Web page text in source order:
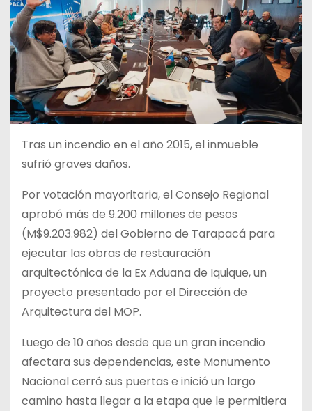
Tras un incendio en el año 2015, el inmueble
sufrió graves daños.
Por votación mayoritaria, el Consejo Regional
aprobó más de 9.200 millones de pesos
(M$9.203.982) del Gobierno de Tarapacá para
ejecutar las obras de restauración
arquitectónica de la Ex Aduana de Iquique, un
proyecto presentado por el Dirección de
Arquitectura del MOP.
Luego de 10 años desde que un gran incendio
afectara sus dependencias, este Monumento
Nacional cerró sus puertas e inició un largo
camino hasta llegar a la etapa que le permitiera